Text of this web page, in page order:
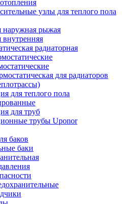
узлы для теплого пола
наружная рыжая
внутренняя
радиаторная
для радиаторов
для теплого пола
для труб
трубы Uponor
баков
баки